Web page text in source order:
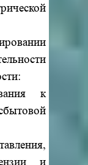
к
и